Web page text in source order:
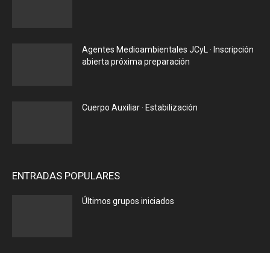
Agentes Medioambientales JCyL · Inscripción
abierta próxima preparación
Cuerpo Auxiliar · Estabilización
ENTRADAS POPULARES
Últimos grupos iniciados